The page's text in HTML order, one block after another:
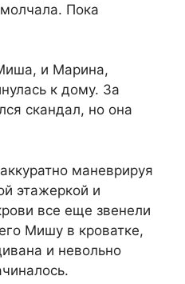
Пока
и Марина,
к дому. За
скандал, но она
маневрируя
этажеркой и
все еще звенели
Мишу в кроватке,
и невольно